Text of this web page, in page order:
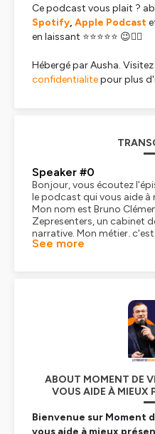
Ce podcast vous plait ?
Spotify, Apple Podcast
en laissant ⭐️⭐️⭐️⭐️⭐️ 😉👍🏻
Hébergé par Ausha. Visitez
confidentialitepour plus
Speaker #0
Bonjour, vous écoutez
le podcast qui vous aide à
Mon nom est Bruno
Zepresenters, un cabinet
narrative. Mon métier,
clairement leurs idées et
épisodes sur le site
venez de nous rejoindre,
d'écouter d'abord
d'être de ce podcast et
avec vous au fil des
question. À quoi sert une
peut vous paraître simple,
vous la poser avant de
permet d'identifier les
intervention. À quoi sert
See more
ABOUT MOMENT DE
VOUS AIDE À MIEUX
Bienvenue sur Moment
vous aide à mieux